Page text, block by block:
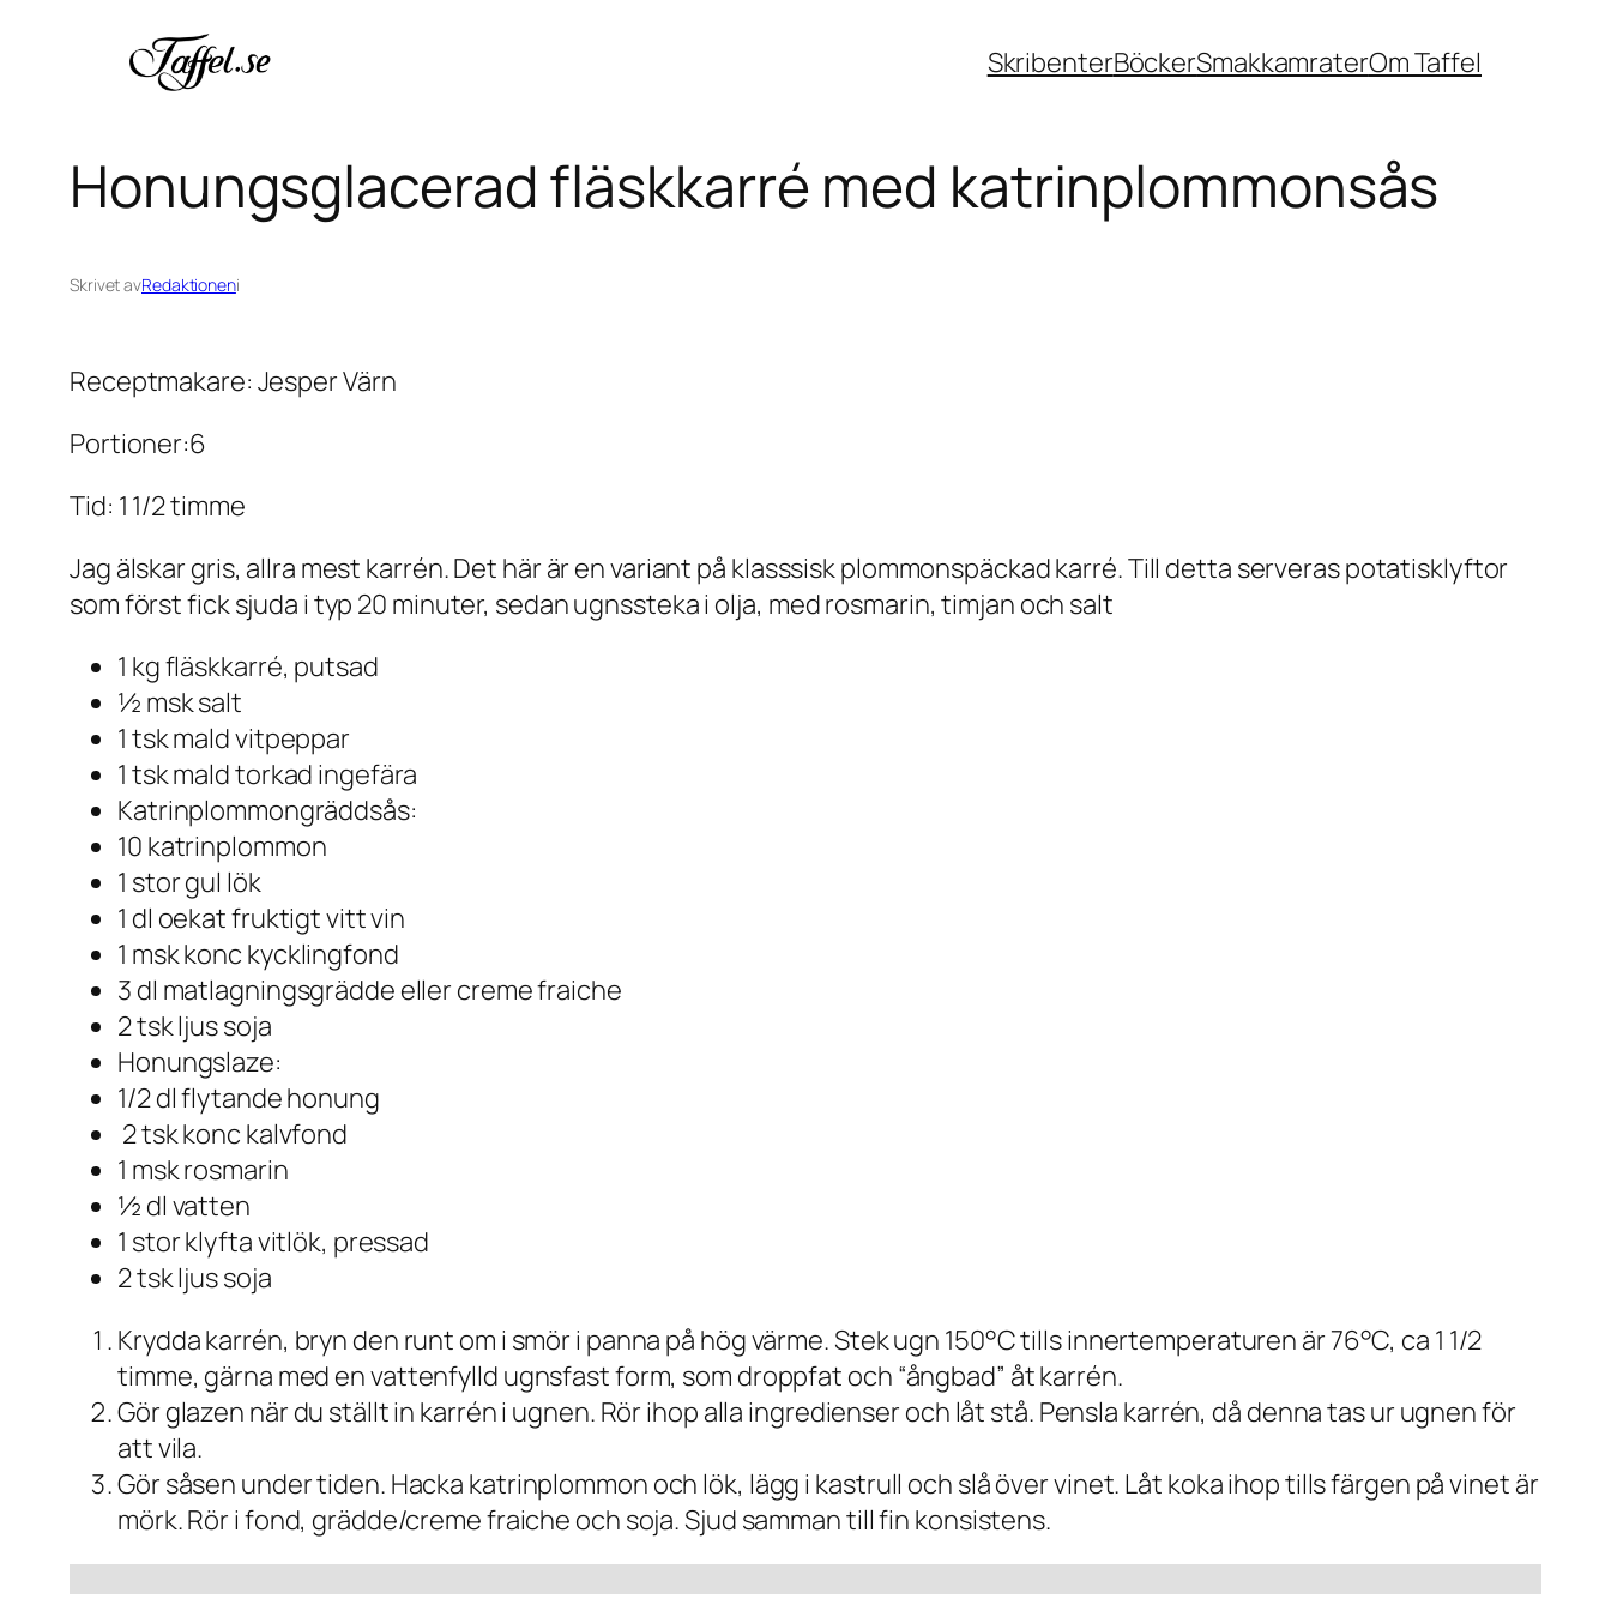
SkribenterBöckerSmakkamraterOm Taffel
Honungsglacerad fläskkarré med katrinplommonsås
Skrivet avRedaktioneni
Receptmakare: Jesper Värn
Portioner:6
Tid: 1 1/2 timme
Jag älskar gris, allra mest karrén. Det här är en variant på klasssisk plommonspäckad karré. Till detta serveras potatisklyftor
som först fick sjuda i typ 20 minuter, sedan ugnssteka i olja, med rosmarin, timjan och salt
1 kg fläskkarré, putsad
½ msk salt
1 tsk mald vitpeppar
1 tsk mald torkad ingefära
Katrinplommongräddsås:
10 katrinplommon
1 stor gul lök
1 dl oekat fruktigt vitt vin
1 msk konc kycklingfond
3 dl matlagningsgrädde eller creme fraiche
2 tsk ljus soja
Honungslaze:
1/2 dl flytande honung
2 tsk konc kalvfond
1 msk rosmarin
½ dl vatten
1 stor klyfta vitlök, pressad
2 tsk ljus soja
Krydda karrén, bryn den runt om i smör i panna på hög värme. Stek ugn 150°C tills innertemperaturen är 76°C, ca 1 1/2
timme, gärna med en vattenfylld ugnsfast form, som droppfat och “ångbad” åt karrén.
Gör glazen när du ställt in karrén i ugnen. Rör ihop alla ingredienser och låt stå. Pensla karrén, då denna tas ur ugnen för
att vila.
Gör såsen under tiden. Hacka katrinplommon och lök, lägg i kastrull och slå över vinet. Låt koka ihop tills färgen på vinet är
mörk. Rör i fond, grädde/creme fraiche och soja. Sjud samman till fin konsistens.